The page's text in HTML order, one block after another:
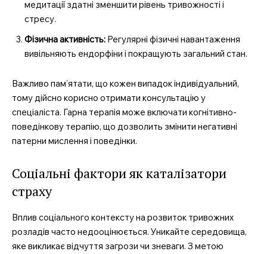
медитації здатні зменшити рівень тривожності і
стресу.
Фізична активність: Регулярні фізичні навантаження
вивільняють ендорфіни і покращують загальний стан.
Важливо пам’ятати, що кожен випадок індивідуальний,
тому дійсно корисно отримати консультацію у
спеціаліста. Гарна терапія може включати когнітивно-
поведінкову терапію, що дозволить змінити негативні
патерни мислення і поведінки.
Соціальні фактори як каталізатори
страху
Вплив соціального контексту на розвиток тривожних
розладів часто недооцінюється. Уникайте середовища,
яке викликає відчуття загрози чи зневаги. З метою